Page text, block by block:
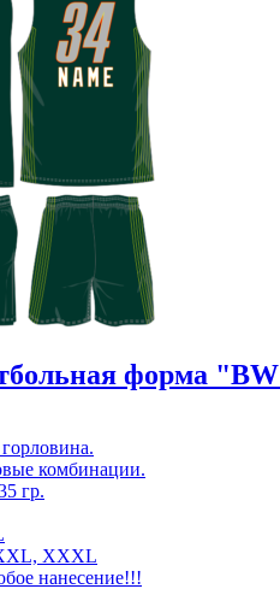
форма
комбинации.
гр.
XXXL
нанесение!!!